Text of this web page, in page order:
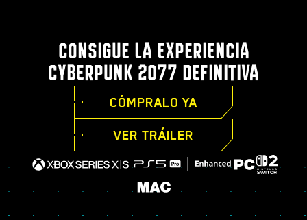
CONSIGUE LA EXPERIENCIA
CYBERPUNK 2077 DEFINITIVA
CÓMPRALO YA
VER TRÁILER